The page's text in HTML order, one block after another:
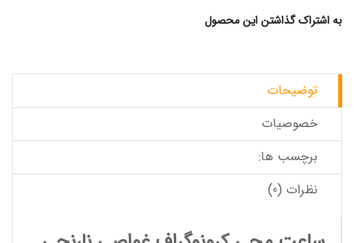
به اشتراک گذاشتن این محصول
توضیحات
خصوصیات
برچسب ها:
نظرات (0)